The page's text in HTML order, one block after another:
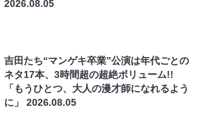
2026.08.05
吉田たち“マンゲキ卒業”公演は年代ごとの
ネタ17本、3時間超の超絶ボリューム!!
「もうひとつ、大人の漫才師になれるよう
に」2026.08.05